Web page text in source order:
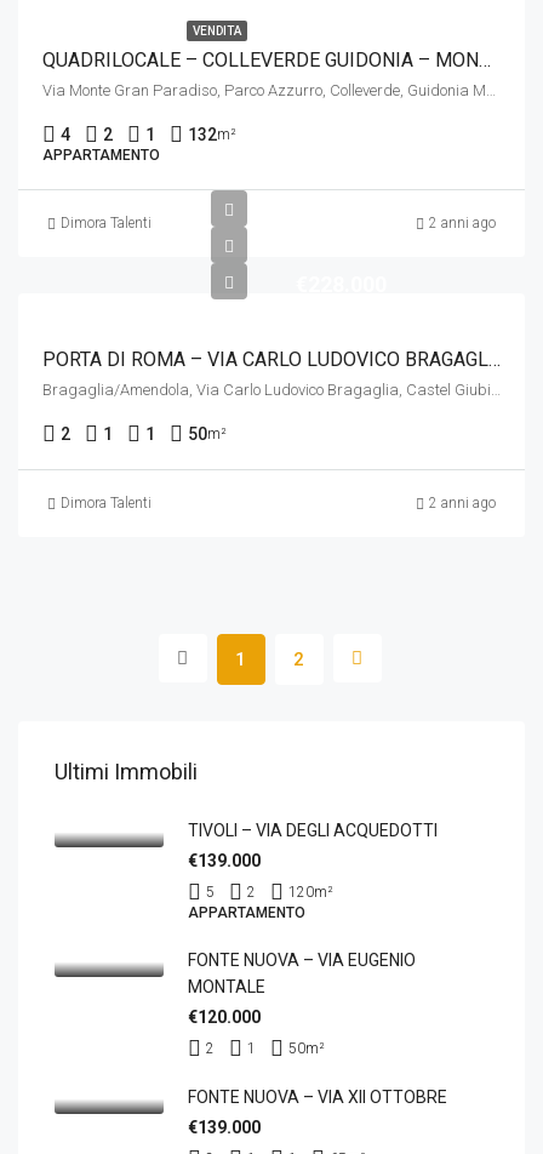
VENDITA
QUADRILOCALE – COLLEVERDE GUIDONIA – MONTECELIO VIA GRAN PARADISO 4
Via Monte Gran Paradiso, Parco Azzurro, Colleverde, Guidonia Montecelio, Roma, Lazio, 00012, Italia
4 2 1 132m²
APPARTAMENTO
Dimora Talenti 2 anni ago
PORTA DI ROMA – VIA CARLO LUDOVICO BRAGAGLIA
Bragaglia/Amendola, Via Carlo Ludovico Bragaglia, Castel Giubileo, Municipio Roma III, Roma, Lazio, 00139, Italia
2 1 1 50m²
Dimora Talenti 2 anni ago
1 2
Ultimi Immobili
TIVOLI – VIA DEGLI ACQUEDOTTI
€139.000
5 2 120m²
APPARTAMENTO
FONTE NUOVA – VIA EUGENIO
MONTALE
€120.000
2 1 50m²
FONTE NUOVA – VIA XII OTTOBRE
€139.000